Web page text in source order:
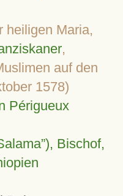
heiligen Maria,
,
auf den
1578)
Périgueux
), Bischof,